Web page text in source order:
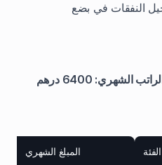
النفقات في بضع
مثال عملي (ميزانية آنا، صافي الراتب الشهري: 6400 درهم
الفئة المبلغ الشهري